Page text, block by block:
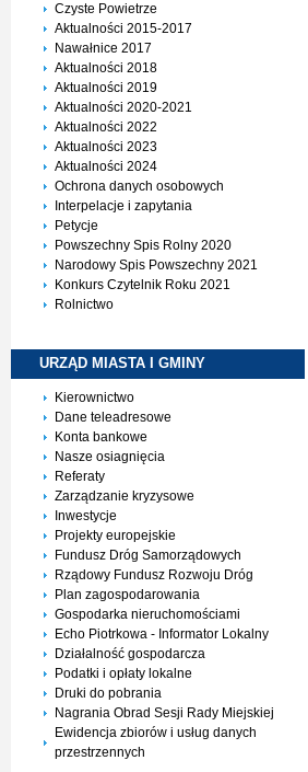
Czyste Powietrze
Aktualności 2015-2017
Nawałnice 2017
Aktualności 2018
Aktualności 2019
Aktualności 2020-2021
Aktualności 2022
Aktualności 2023
Aktualności 2024
Ochrona danych osobowych
Interpelacje i zapytania
Petycje
Powszechny Spis Rolny 2020
Narodowy Spis Powszechny 2021
Konkurs Czytelnik Roku 2021
Rolnictwo
URZĄD MIASTA I GMINY
Kierownictwo
Dane teleadresowe
Konta bankowe
Nasze osiagnięcia
Referaty
Zarządzanie kryzysowe
Inwestycje
Projekty europejskie
Fundusz Dróg Samorządowych
Rządowy Fundusz Rozwoju Dróg
Plan zagospodarowania
Gospodarka nieruchomościami
Echo Piotrkowa - Informator Lokalny
Działalność gospodarcza
Podatki i opłaty lokalne
Druki do pobrania
Nagrania Obrad Sesji Rady Miejskiej
Ewidencja zbiorów i usług danych
przestrzennych